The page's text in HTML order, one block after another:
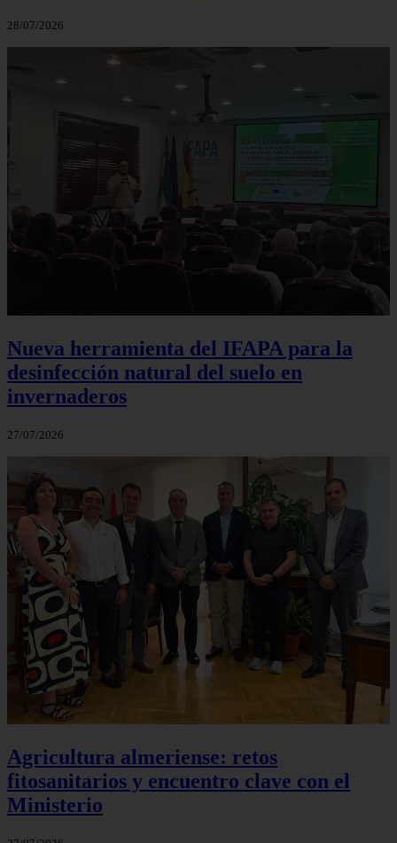
28/07/2026
Nueva herramienta del IFAPA para la
desinfección natural del suelo en
invernaderos
27/07/2026
Agricultura almeriense: retos
fitosanitarios y encuentro clave con el
Ministerio